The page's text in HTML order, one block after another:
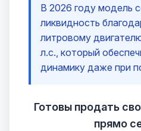
В 2026 году модель
ликвидность
литровому
л.с., который
динамику даже при
Готовы продать
прямо